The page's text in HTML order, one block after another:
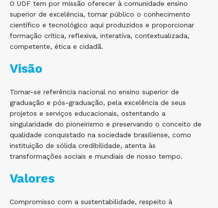
O UDF tem por missão oferecer à comunidade ensino
superior de excelência, tornar público o conhecimento
científico e tecnológico aqui produzidos e proporcionar
formação crítica, reflexiva, interativa, contextualizada,
competente, ética e cidadã.
Visão
Tornar-se referência nacional no ensino superior de
graduação e pós-graduação, pela excelência de seus
projetos e serviços educacionais, ostentando a
singularidade do pioneirismo e preservando o conceito de
qualidade conquistado na sociedade brasiliense, como
instituição de sólida credibilidade, atenta às
transformações sociais e mundiais de nosso tempo.
Valores
Compromisso com a sustentabilidade, respeito à